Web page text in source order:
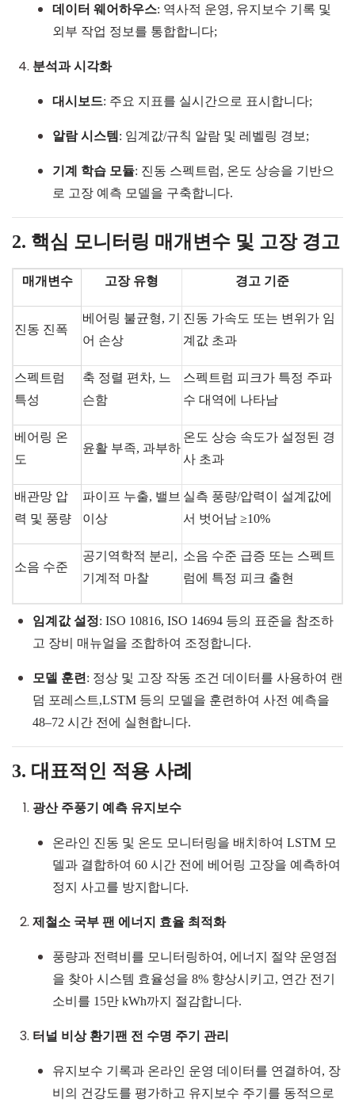
데이터 웨어하우스: 역사적 운영, 유지보수 기록 및
외부 작업 정보를 통합합니다;
분석과 시각화
대시보드: 주요 지표를 실시간으로 표시합니다;
알람 시스템 : 임계값/규칙 알람 및 레벨링 경보;
기계 학습 모듈: 진동 스펙트럼, 온도 상승을 기반으
로 고장 예측 모델을 구축합니다.
2. 핵심 모니터링 매개변수 및 고장 경고
매개변수 고장 유형 경고 기준
진동 진폭
베어링 불균형, 기
어 손상
진동 가속도 또는 변위가 임
계값 초과
스펙트럼
특성
축 정렬 편차, 느
슨함
스펙트럼 피크가 특정 주파
수 대역에 나타남
베어링 온
도
윤활 부족, 과부하
온도 상승 속도가 설정된 경
사 초과
배관망 압
력 및 풍량
파이프 누출, 밸브
이상
실측 풍량/압력이 설계값에
서 벗어남 ≥10%
소음 수준
공기역학적 분리,
기계적 마찰
소음 수준 급증 또는 스펙트
럼에 특정 피크 출현
임계값 설정: ISO 10816, ISO 14694 등의 표준을 참조하
고 장비 매뉴얼을 조합하여 조정합니다.
모델 훈련 : 정상 및 고장 작동 조건 데이터를 사용하여 랜
덤 포레스트,LSTM 등의 모델을 훈련하여 사전 예측을
48–72 시간 전에 실현합니다.
3. 대표적인 적용 사례
광산 주풍기 예측 유지보수
온라인 진동 및 온도 모니터링을 배치하여 LSTM 모
델과 결합하여 60 시간 전에 베어링 고장을 예측하여
정지 사고를 방지합니다.
제철소 국부 팬 에너지 효율 최적화
풍량과 전력비를 모니터링하여, 에너지 절약 운영점
을 찾아 시스템 효율성을 8% 향상시키고, 연간 전기
소비를 15만kWh까지 절감합니다.
터널 비상 환기팬 전 수명 주기 관리
유지보수 기록과 온라인 운영 데이터를 연결하여, 장
비의 건강도를 평가하고 유지보수 주기를 동적으로